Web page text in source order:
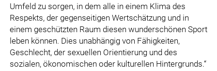
Umfeld zu sorgen, in dem alle in einem Klima des
Respekts, der gegenseitigen Wertschätzung und in
einem geschützten Raum diesen wunderschönen Sport
leben können. Dies unabhängig von Fähigkeiten,
Geschlecht, der sexuellen Orientierung und des
sozialen, ökonomischen oder kulturellen Hintergrunds.“